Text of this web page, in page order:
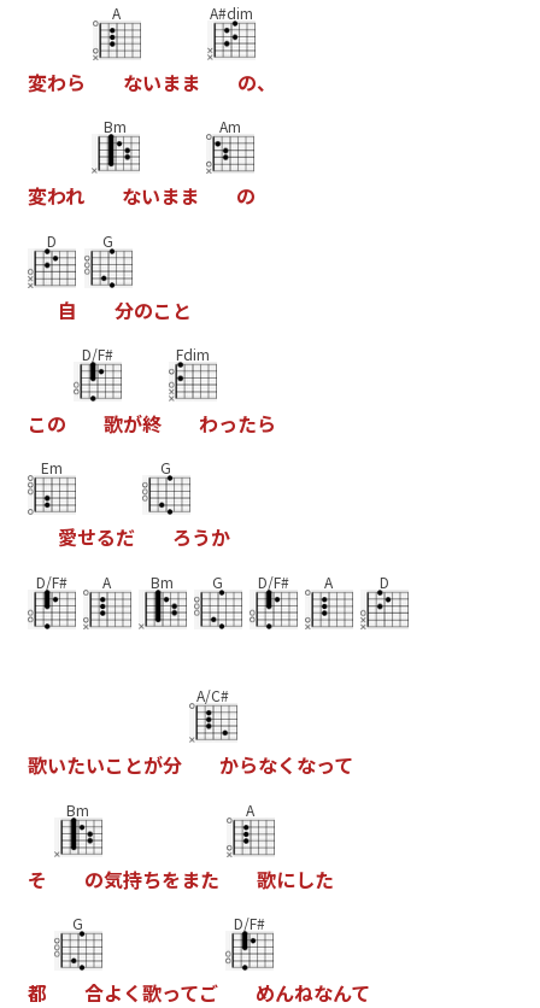
変わら
A
ないまま
A#dim
の、
変われ
Bm
ないまま
Am
の
D
自
G
分のこ と
この
D/F#
歌が終
Fdim
わったら
Em
愛せるだ
G
ろうか
D/F# A Bm G D/F# A D
歌いたいこ とが分
A/C#
からなく なって
そ
Bm
の気持ちをまた
A
歌にした
都
G
合よ く歌ってご
D/F#
めんねなんて